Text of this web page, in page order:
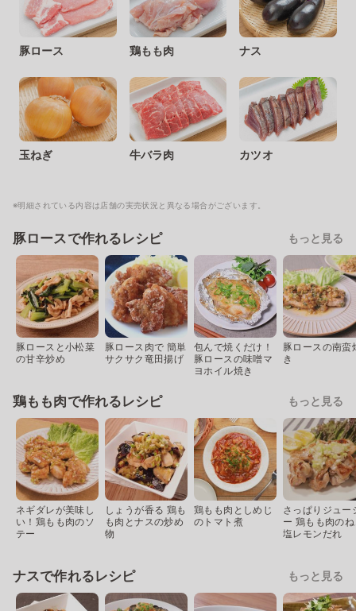
豚ロース 鶏もも肉 ナス
玉ねぎ 牛バラ肉 カツオ
※明細されている内容は店舗の実売状況と異なる場合がございます。
豚ロースで作れるレシピ もっと見る
豚ロースと小松菜
の甘辛炒め
豚ロース肉で 簡単
サクサク竜田揚げ
包んで焼くだけ！
豚ロースの味噌マ
ヨホイル焼き
豚ロースの南蛮
き
鶏もも肉で作れるレシピ もっと見る
ネギダレが美味し
い！鶏もも肉のソ
テー
しょうが香る 鶏も
も肉とナスの炒め
物
鶏もも肉としめじ
のトマト煮
さっぱりジュー
ー 鶏もも肉の
塩レモンだれ
ナスで作れるレシピ もっと見る